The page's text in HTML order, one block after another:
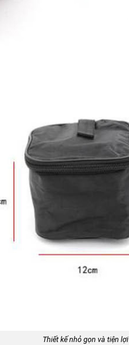
Thiết kế nhỏ gọn và tiện lợi